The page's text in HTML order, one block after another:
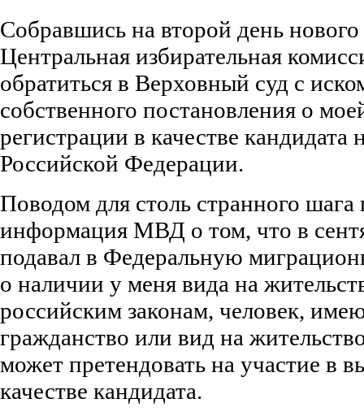
Собравшись на второй день нового
Центральная избирательная
обратиться в Верховный суд с
собственного постановления о
регистрации в качестве кандидата
Российской Федерации.
Поводом для столь странного
информация МВД о том, что в
подавал в Федеральную
о наличии у меня вида на
российским законам, человек,
гражданство или вид на
может претендовать на участие в
качестве кандидата.